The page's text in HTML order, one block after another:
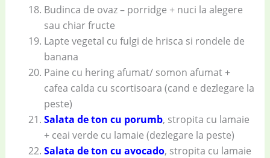
Budinca de ovaz – porridge + nuci la alegere
sau chiar fructe
Lapte vegetal cu fulgi de hrisca si rondele de
banana
Paine cu hering afumat/ somon afumat +
cafea calda cu scortisoara (cand e dezlegare la
peste)
Salata de ton cu porumb, stropita cu lamaie
+ ceai verde cu lamaie (dezlegare la peste)
Salata de ton cu avocado, stropita cu lamaie